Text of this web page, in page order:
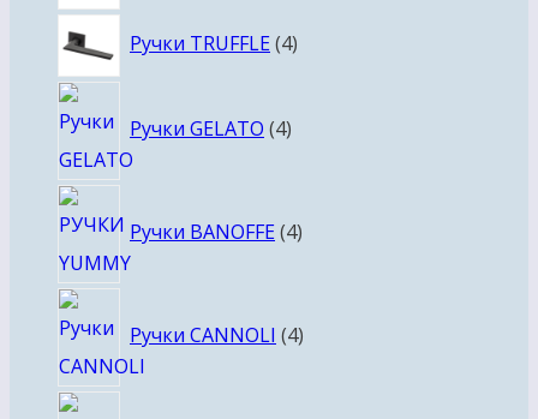
Ручки TRUFFLE 44
Ручки GELATO 4товара
Ручки BANOFFE 4товара
Ручки CANNOLI 4товара